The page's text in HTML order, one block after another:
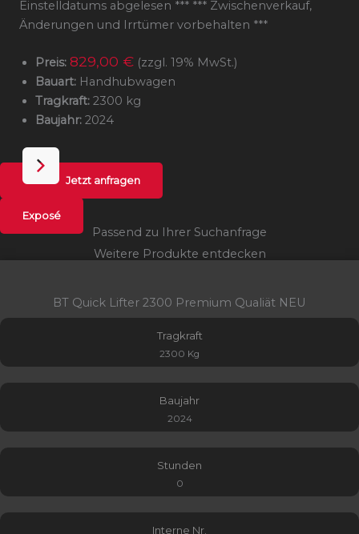
Einstelldatums abgelesen *** *** Zwischenverkauf,
Änderungen und Irrtümer vorbehalten ***
Preis: 829,00 €(zzgl. 19% MwSt.)
Bauart:Handhubwagen
Tragkraft:2300 kg
Baujahr:2024
Jetzt anfragen
Exposé
Passend zu Ihrer Suchanfrage
Weitere Produkte entdecken
BT Quick Lifter 2300 Premium Qualiät NEU
Tragkraft
2300 Kg
Baujahr
2024
Stunden
0
Interne Nr.